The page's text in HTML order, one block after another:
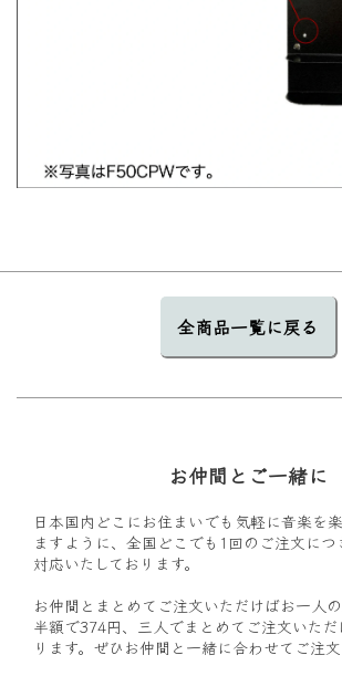
全商品一覧に戻る
お仲間とご一緒に
日本国内どこにお住まいでも気軽に音楽を
ますように、全国どこでも1回のご注文に
対応いたしております。
お仲間とまとめてご注文いただけばお一人
半額で374円、三人でまとめてご注文いた
ります。ぜひお仲間と一緒に合わせてご注文